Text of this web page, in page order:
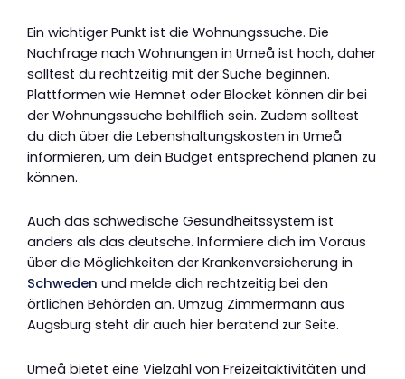
Ein wichtiger Punkt ist die Wohnungssuche. Die
Nachfrage nach Wohnungen in Umeå ist hoch, daher
solltest du rechtzeitig mit der Suche beginnen.
Plattformen wie Hemnet oder Blocket können dir bei
der Wohnungssuche behilflich sein. Zudem solltest
du dich über die Lebenshaltungskosten in Umeå
informieren, um dein Budget entsprechend planen zu
können.
Auch das schwedische Gesundheitssystem ist
anders als das deutsche. Informiere dich im Voraus
über die Möglichkeiten der Krankenversicherung in
Schweden und melde dich rechtzeitig bei den
örtlichen Behörden an. Umzug Zimmermann aus
Augsburg steht dir auch hier beratend zur Seite.
Umeå bietet eine Vielzahl von Freizeitaktivitäten und